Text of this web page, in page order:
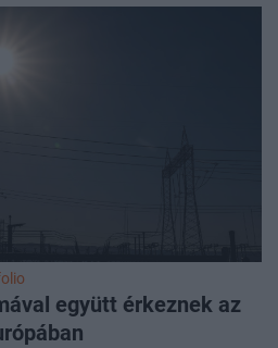
együtt érkeznek az